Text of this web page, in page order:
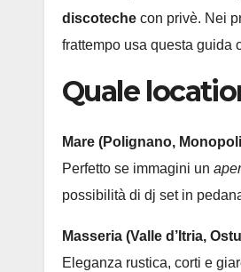
discoteche con privè. Nei
frattempo usa questa guida
Quale
Mare (Polignano,
Perfetto se immagini un
possibilità di dj set in
Masseria (Valle d’Itria,
Eleganza rustica, corti e